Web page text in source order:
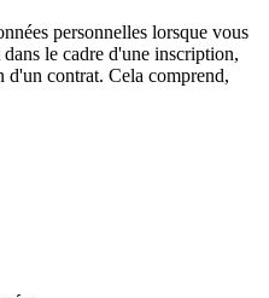
personnelles lorsque vous
le cadre d'une inscription,
d'un contrat. Cela comprend,